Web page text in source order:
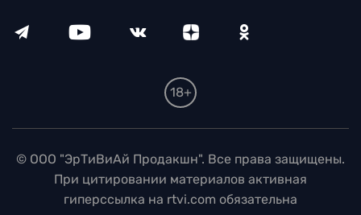
18+
© ООО "ЭрТиВиАй Продакшн". Все права защищены.
При цитировании материалов активная
гиперссылка на rtvi.com обязательна